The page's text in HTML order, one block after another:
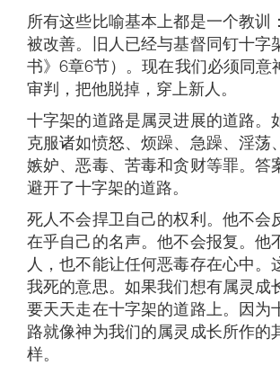
所有这些比喻基本上都是一个教训
被改善。旧人已经与基督同钉十字
书》6章6节）。现在我们必须同意
审判，把他脱掉，穿上新人。
十字架的道路是属灵进展的道路。
克服诸如愤怒、烦躁、急躁、淫荡
嫉妒、恶毒、苦毒和贪财等罪。答
避开了十字架的道路。
死人不会捍卫自己的权利。他不会
在乎自己的名声。他不会报复。他
人，也不能让任何恶毒存在心中。
我死的意思。如果我们想有属灵成
要天天走在十字架的道路上。因为
路就像神为我们的属灵成长所作的
样。